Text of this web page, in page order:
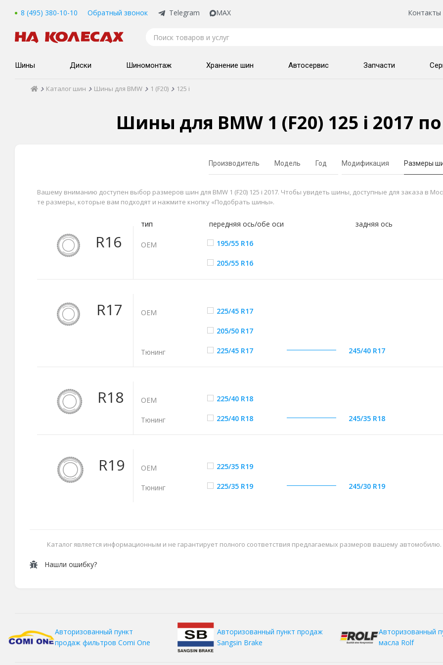
8 (495) 380-10-10 Обратный звонок Telegram MAX Контакты
Шины Диски Шиномонтаж Хранение шин Автосервис Запчасти
Каталог шин Шины для BMW 1 (F20) 125 i
Шины для BMW 1 (F20) 125 i 2017
Производитель Модель Год Модификация Размеры
Вашему вниманию доступен выбор размеров шин для BMW 1 (F20) 125 i 2017. Чтобы увидеть шины, доступные для заказа в
те размеры, которые вам подходят и нажмите кнопку «Подобрать шины».
R16
тип передняя ось/обе оси задняя ось
ОЕМ 195/55 R16
205/55 R16
R17 ОЕМ 225/45 R17
205/50 R17
Тюнинг 225/45 R17 245/40 R17
R18 ОЕМ 225/40 R18
Тюнинг 225/40 R18 245/35 R18
R19 ОЕМ 225/35 R19
Тюнинг 225/35 R19 245/30 R19
Каталог является информационным и не гарантирует полного соответствия предлагаемых размеров вашему автомобилю.
Нашли ошибку?
Авторизованный пункт
продаж фильтров Comi One
Авторизованный пункт продаж
Sangsin Brake
Авторизованный
масла Rolf